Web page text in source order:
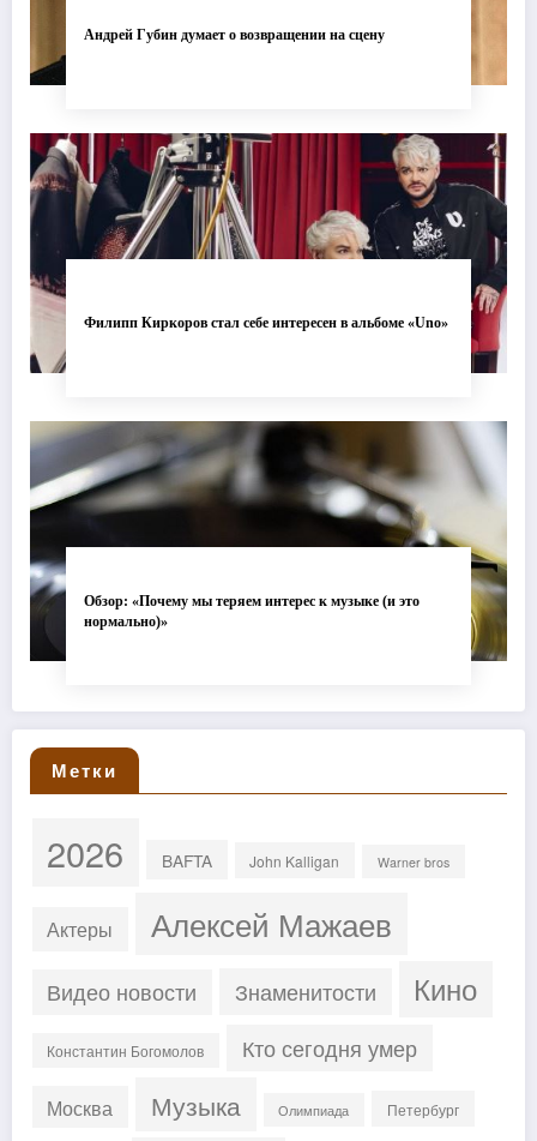
Андрей Губин думает о возвращении на сцену
Филипп Киркоров стал себе интересен в альбоме «Uno»
Обзор: «Почему мы теряем интерес к музыке (и это
нормально)»
Метки
2026 BAFTA John Kalligan Warner bros
Актеры Алексей Мажаев
Видео новости Знаменитости Кино
Константин Богомолов Кто сегодня умер
Москва Музыка Олимпиада Петербург